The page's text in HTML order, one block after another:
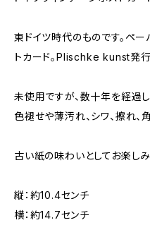
東ドイツ時代のものです。ペ
トカード。Plischke kunst発行
未使用ですが、数十年を経過
色褪せや薄汚れ、シワ、擦れ、
古い紙の味わいとしてお楽しみ
縦：約10.4センチ
横：約14.7センチ